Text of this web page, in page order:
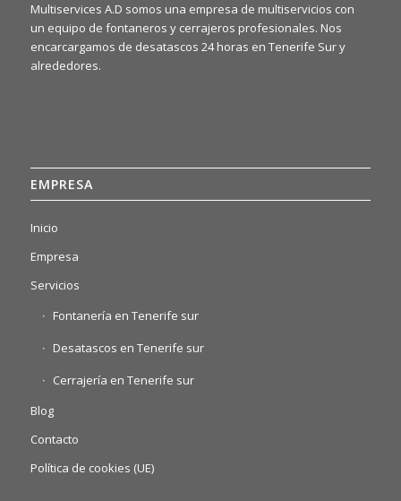
Multiservices A.D somos una empresa de multiservicios con
un equipo de fontaneros y cerrajeros profesionales. Nos
encarcargamos de desatascos 24 horas en Tenerife Sur y
alrededores.
EMPRESA
Inicio
Empresa
Servicios
Fontanería en Tenerife sur
Desatascos en Tenerife sur
Cerrajería en Tenerife sur
Blog
Contacto
Política de cookies (UE)